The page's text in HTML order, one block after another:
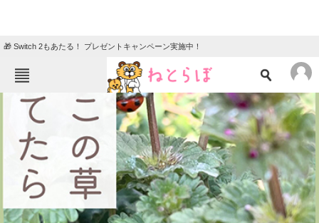
🎁 Switch 2もあたる！ プレゼントキャンペーン実施中！
ねとらぼメニュー
ニュース
エンタメ クイズ
グルメ 地域
住まい 教育・育児